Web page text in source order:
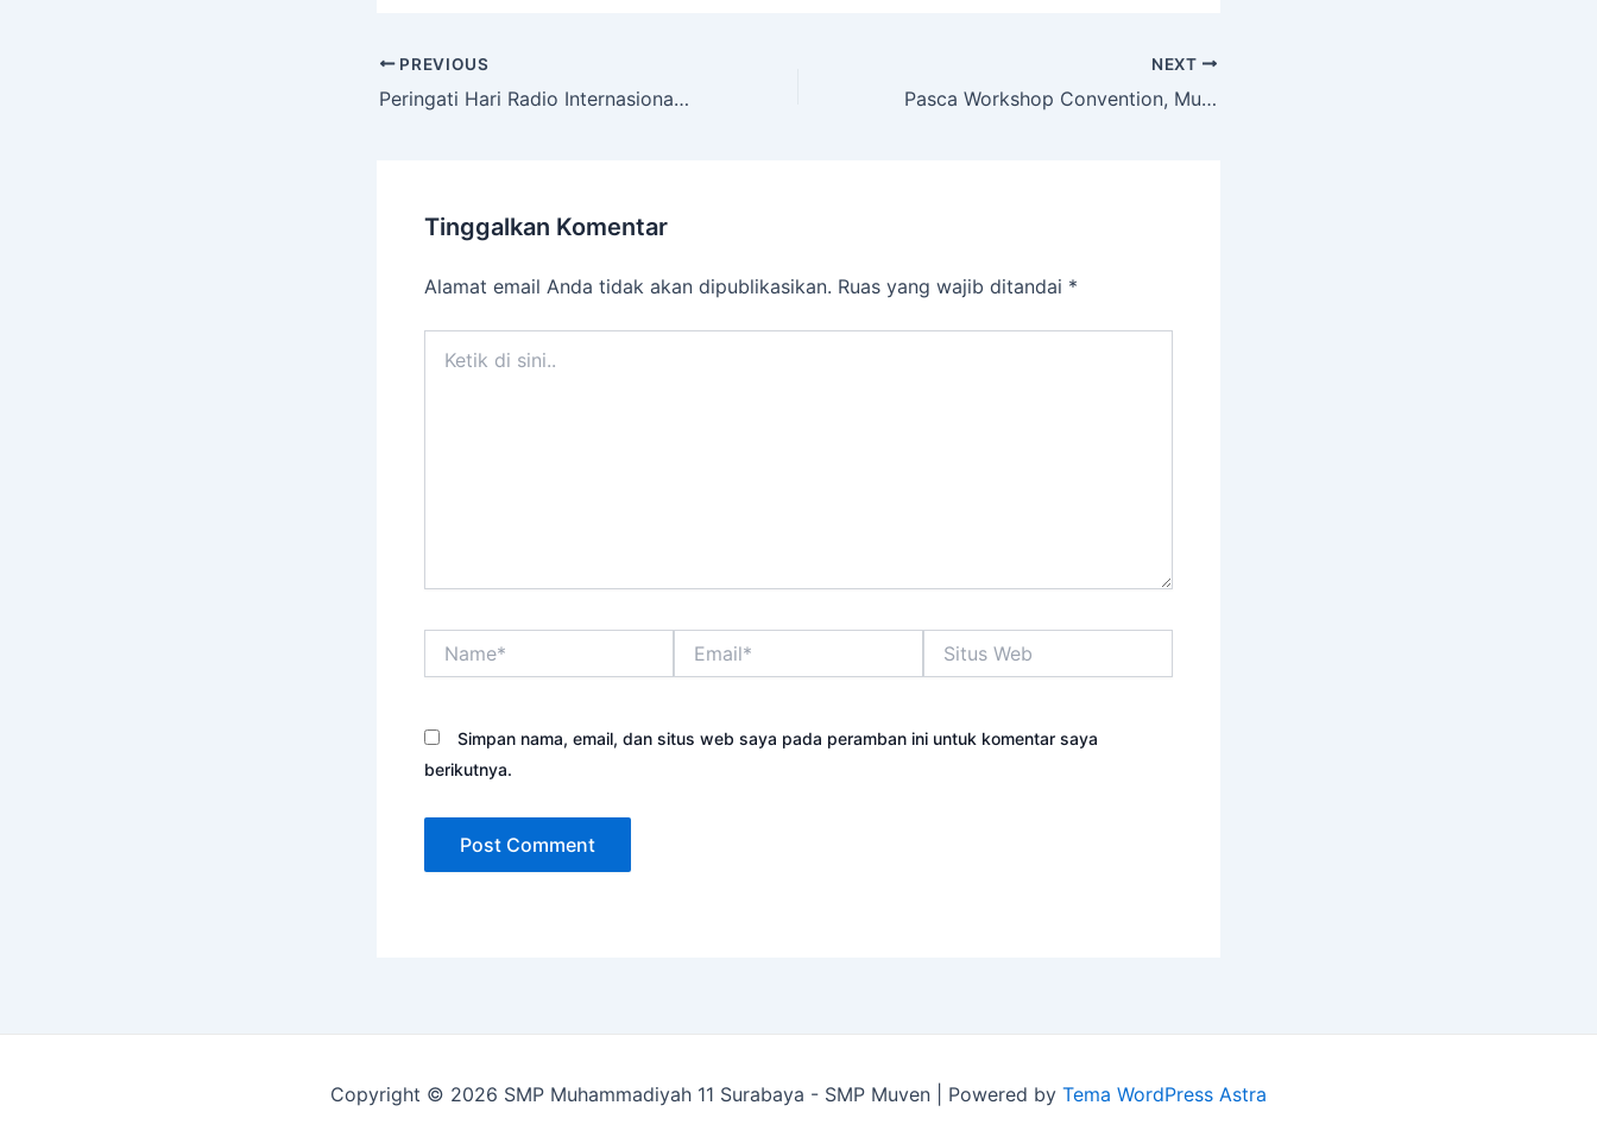
PREVIOUS
Peringati Hari Radio Internasional, Muven Konsisten Siaran Radio
NEXT
Pasca Workshop Convention, Muven Media Perkuat Langkah dan Sinergi
Tinggalkan Komentar
Alamat email Anda tidak akan dipublikasikan. Ruas yang wajib ditandai *
Web
Simpan nama, email, dan situs web saya pada peramban ini untuk komentar saya
berikutnya.
Copyright © 2026 SMP Muhammadiyah 11 Surabaya - SMP Muven | Powered by Tema WordPress Astra